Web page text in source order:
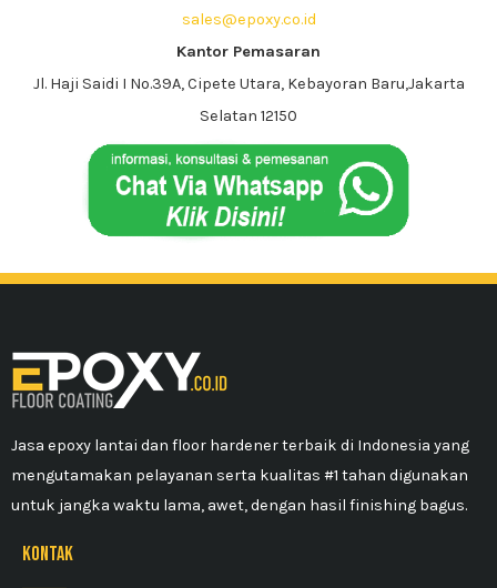
sales@epoxy.co.id
Kantor Pemasaran
Jl. Haji Saidi I No.39A, Cipete Utara, Kebayoran Baru,Jakarta
Selatan 12150
Jasa epoxy lantai dan floor hardener terbaik di Indonesia yang
mengutamakan pelayanan serta kualitas #1 tahan digunakan
untuk jangka waktu lama, awet, dengan hasil finishing bagus.
kontak